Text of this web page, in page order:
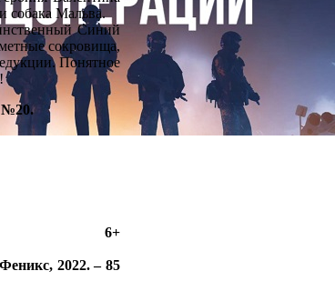
собака Мальва.
Синий
сокровища,
Понятное
№20.
6+
2022. – 85